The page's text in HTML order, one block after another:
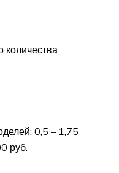
0,5 – 1,75
руб.